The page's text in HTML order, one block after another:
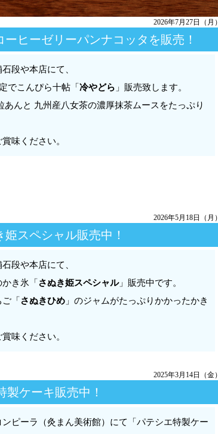
2026年7月27日（月）
ーヒーゼリーパンナコッタを販売！
段や本店にて、
でこんぴら十帖「 冷やどら 」販売致します。
あんと 九州産八女茶の濃厚抹茶ムースをたっぷり
味ください。
2026年5月18日（月）
姫スペシャル販売中！
段や本店にて、
き氷「 さぬき姫スペシャル」販売中です。
「 さぬきひめ」のジャムがたっぷりかかったかき
味ください。
2025年3月14日（金）
製ケーキ販売中！
ンピーラ（灸まん美術館）にて「パテシエ特製ケー